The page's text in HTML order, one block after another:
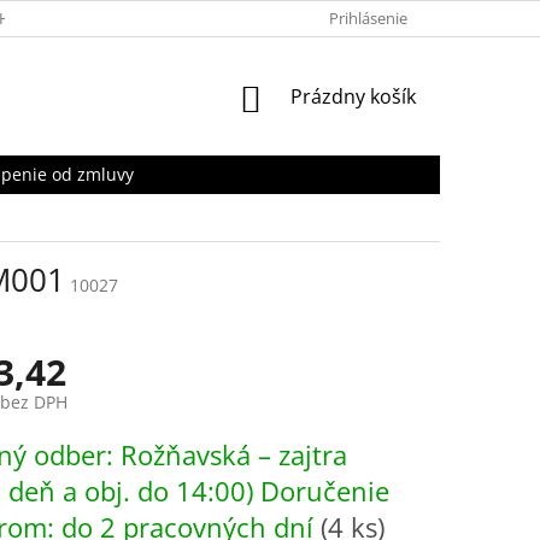
OSOBNÝCH ÚDAJOV Prihlásenie
NÁKUPNÝ
Prázdny košík
od zmluvy
10027
DPH
odber: Rožňavská – zajtra
deň a obj. do 14:00) Doručenie
do 2 pracovných dní (4 ks)